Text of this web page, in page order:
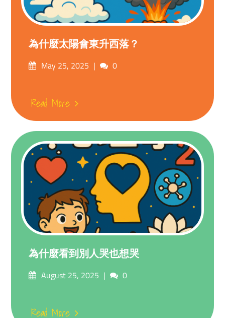
為什麼太陽會東升西落？
PostedMay 25, 2025 Comments
0
Read More
為什麼看到別人哭也想哭
PostedAugust 25, 2025 Comments
0
Read More